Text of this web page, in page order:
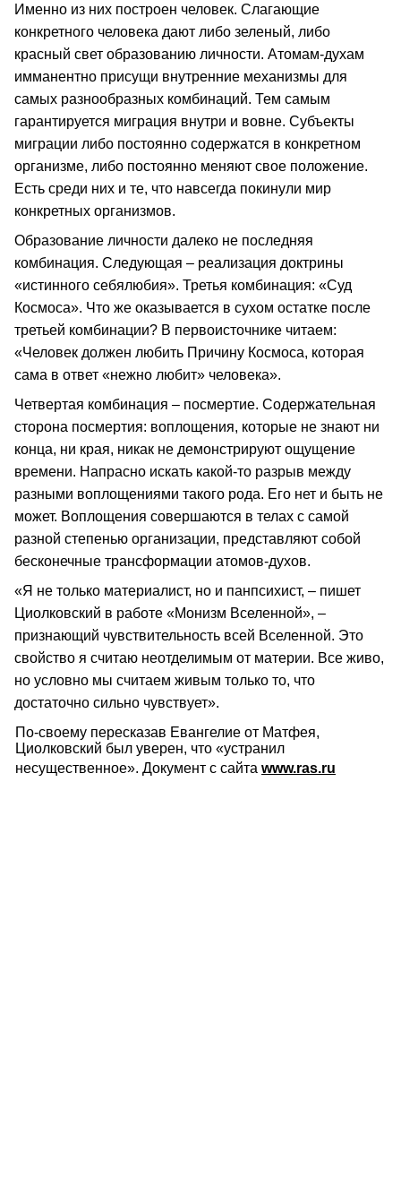
Именно из них построен человек. Слагающие
конкретного человека дают либо зеленый, либо
красный свет образованию личности. Атомам-духам
имманентно присущи внутренние механизмы для
самых разнообразных комбинаций. Тем самым
гарантируется миграция внутри и вовне. Субъекты
миграции либо постоянно содержатся в конкретном
организме, либо постоянно меняют свое положение.
Есть среди них и те, что навсегда покинули мир
конкретных организмов.
Образование личности далеко не последняя
комбинация. Следующая – реализация доктрины
«истинного себялюбия». Третья комбинация: «Суд
Космоса». Что же оказывается в сухом остатке после
третьей комбинации? В первоисточнике читаем:
«Человек должен любить Причину Космоса, которая
сама в ответ «нежно любит» человека».
Четвертая комбинация – посмертие. Содержательная
сторона посмертия: воплощения, которые не знают ни
конца, ни края, никак не демонстрируют ощущение
времени. Напрасно искать какой-то разрыв между
разными воплощениями такого рода. Его нет и быть не
может. Воплощения совершаются в телах с самой
разной степенью организации, представляют собой
бесконечные трансформации атомов-духов.
«Я не только материалист, но и панпсихист, – пишет
Циолковский в работе «Монизм Вселенной», –
признающий чувствительность всей Вселенной. Это
свойство я считаю неотделимым от материи. Все живо,
но условно мы считаем живым только то, что
достаточно сильно чувствует».
По-своему пересказав Евангелие от Матфея,
Циолковский был уверен, что «устранил
несущественное». Документ с сайта www.ras.ru